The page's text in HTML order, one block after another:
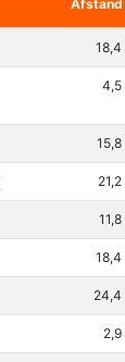
Afstand
18,4
4,5
18,4
24,4